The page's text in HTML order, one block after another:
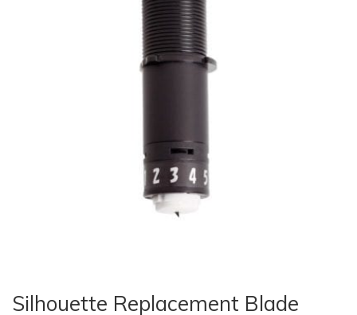
Silhouette Replacement Blade